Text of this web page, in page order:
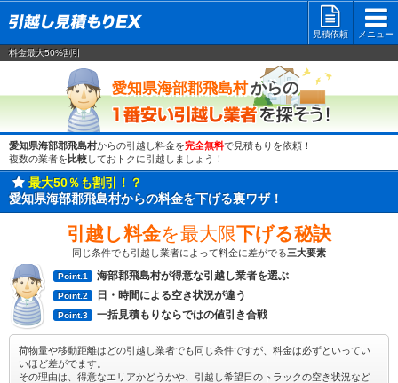
見積依頼
メニュー
料金最大50%割引
愛知県海部郡飛島村からの
愛知県海部郡飛島村からの引越し料金を完全無料で見積もりを依頼！
複数の業者を 比較しておトクに引越しましょう！
最大50％も割引！？
愛知県海部郡飛島村からの料金を下げる裏ワザ！
引越し料金を最大限下げる秘訣
同じ条件でも引越し業者によって料金に差がでる三大要素
Point.1 海部郡飛島村が得意な引越し業者を選ぶ
Point.2 日・時間による空き状況が違う
Point.3 一括見積もりならではの値引き合戦
荷物量や移動距離はどの引越し業者でも同じ条件ですが、料金は必ずといってい
いほど差がでます。
その理由は、得意なエリアかどうかや、引越し希望日のトラックの空き状況など